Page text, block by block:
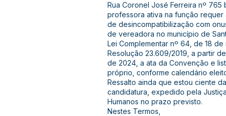
Rua Coronel José Ferreira nº
professora ativa na função requer
de desincompatibilização com
de vereadora no município de
Lei Complementar nº 64, de 18
Resolução 23.609/2019, a partir
de 2024, a ata da Convenção e
próprio, conforme calendário
Ressalto ainda que estou ciente
candidatura, expedido pela
Humanos no prazo previsto.
Nestes Termos,